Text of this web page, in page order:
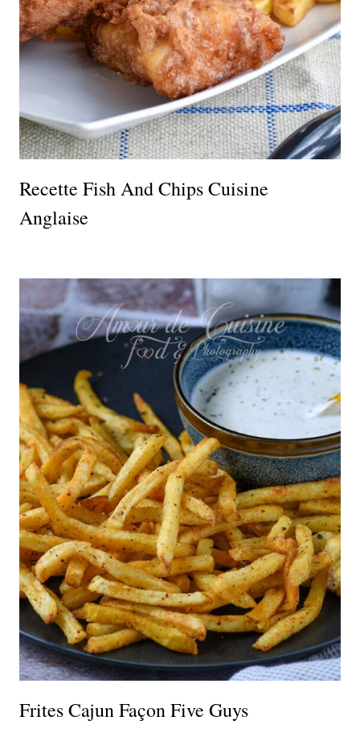
Recette Fish And Chips Cuisine
Anglaise
Frites Cajun Façon Five Guys